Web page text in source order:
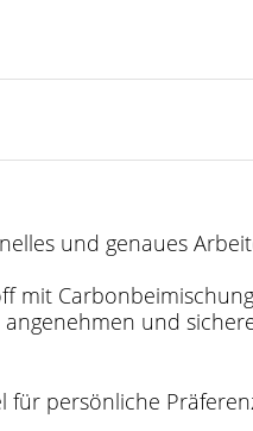
und genaues
mit Carbonbeimischung
und
für persönliche